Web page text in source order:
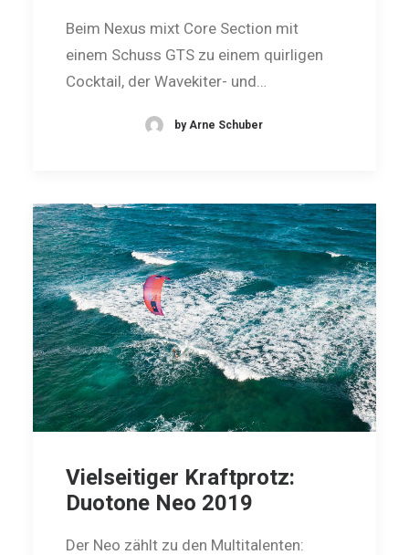
Beim Nexus mixt Core Section mit
einem Schuss GTS zu einem quirligen
Cocktail, der Wavekiter- und…
by Arne Schuber
Vielseitiger Kraftprotz:
Duotone Neo 2019
Der Neo zählt zu den Multitalenten: